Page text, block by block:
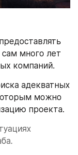
сам много лет
компаний.
адекватных
можно
проекта.